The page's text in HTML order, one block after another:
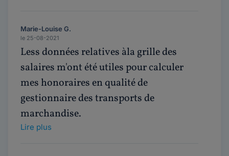
Marie-Louise G.
le 25-08-2021
Less données relatives àla grille des
salaires m'ont été utiles pour calculer
mes honoraires en qualité de
gestionnaire des transports de
marchandise.
Lire plus